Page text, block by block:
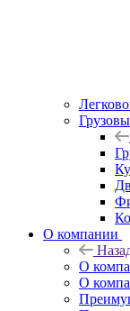
О компании
О
О